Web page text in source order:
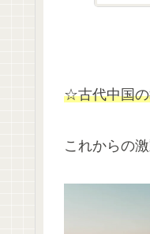
☆古代中国
これからの